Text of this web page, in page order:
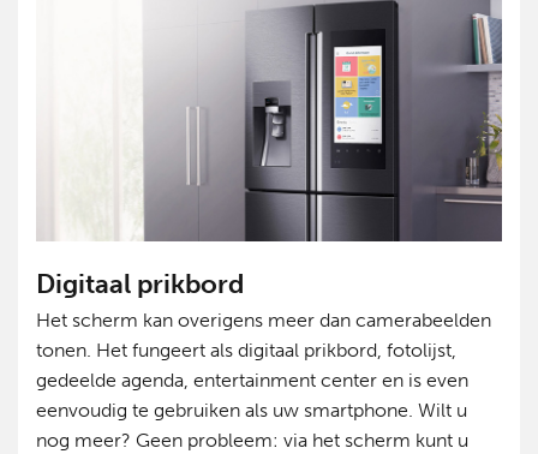
Digitaal prikbord
Het scherm kan overigens meer dan camerabeelden
tonen. Het fungeert als digitaal prikbord, fotolijst,
gedeelde agenda, entertainment center en is even
eenvoudig te gebruiken als uw smartphone. Wilt u
nog meer? Geen probleem: via het scherm kunt u